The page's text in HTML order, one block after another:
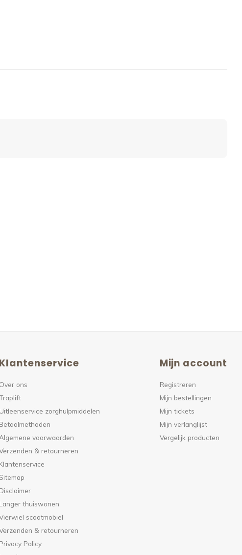
Klantenservice
Over ons
Uitleenservice zorghulpmiddelen
Betaalmethoden
Algemene voorwaarden
& retourneren
Klantenservice
Sitemap
Disclaimer
Langer thuiswonen
scootmobiel
& retourneren
Privacy Policy
Mijn account
Registreren
Mijn bestellingen
Mijn tickets
Mijn verlanglijst
Vergelijk producten